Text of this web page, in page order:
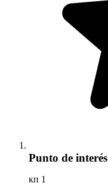
Punto de interés
кп 1